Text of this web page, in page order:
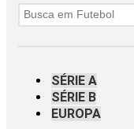
SÉRIE A
SÉRIE B
EUROPA